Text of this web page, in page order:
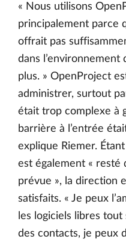
« Nous utilisons
principalement parce
offrait pas
dans
plus. » OpenProject
administrer, surtout
était trop complexe à
barrière à l’entrée
explique Riemer.
est également « resté
prévue », la direction
satisfaits. « Je peux
les logiciels libres tout
des contacts, je peux